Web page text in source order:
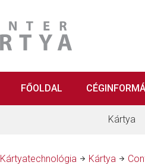
FŐOLDAL
Kártya
Kártyatechnológia Kártya